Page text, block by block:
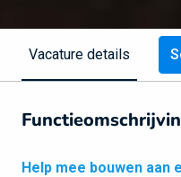
Vacature details
Help mee bouwen aan